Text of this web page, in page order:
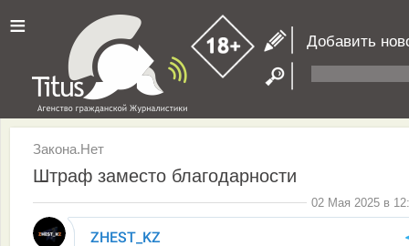
≡ Добавить
Закона.Нет
Штраф заместо благодарности
02 Мая 2025 в